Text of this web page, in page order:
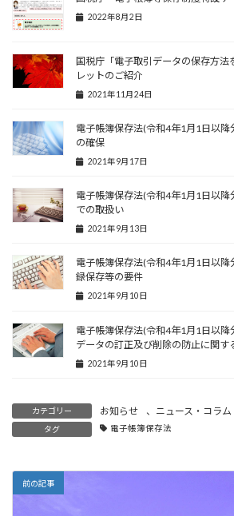
2022年8月2日
国税庁「電子取引データの保存方
レットのご紹介
2021年11月24日
電子帳簿保存法(令和4年1月1日以
の確保
2021年9月17日
電子帳簿保存法(令和4年1月1日以
での取扱い
2021年9月13日
電子帳簿保存法(令和4年1月1日以
録保存等の要件
2021年9月10日
電子帳簿保存法(令和4年1月1日以降
データの訂正及び削除の防止に関す
2021年9月10日
カテゴリー お知らせ 、 ニュース・コラム
タグ 電子帳簿保存法
前の記事